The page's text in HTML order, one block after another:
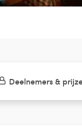
Deelnemers &